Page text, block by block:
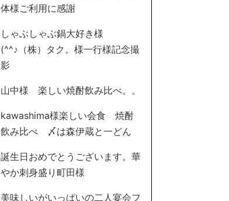
体様ご利用に感謝
しゃぶしゃぶ鍋大好き様
(^^♪（株）タク。様一行様記念撮
影
山中様 楽しい焼酎飲み比べ。。
kawashima様楽しい会食 焼酎
飲み比べ 〆は森伊蔵と一どん
誕生日おめでとうございます。華
やか刺身盛り町田様
美味しいがいっぱいの二人宴会フ